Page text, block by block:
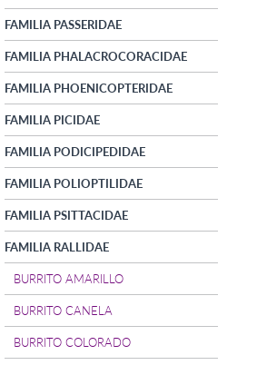
FAMILIA PASSERIDAE
FAMILIA PHALACROCORACIDAE
FAMILIA PHOENICOPTERIDAE
FAMILIA PICIDAE
FAMILIA PODICIPEDIDAE
FAMILIA POLIOPTILIDAE
FAMILIA PSITTACIDAE
FAMILIA RALLIDAE
BURRITO AMARILLO
BURRITO CANELA
BURRITO COLORADO